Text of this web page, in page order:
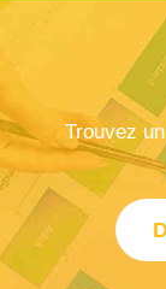
Trouvez